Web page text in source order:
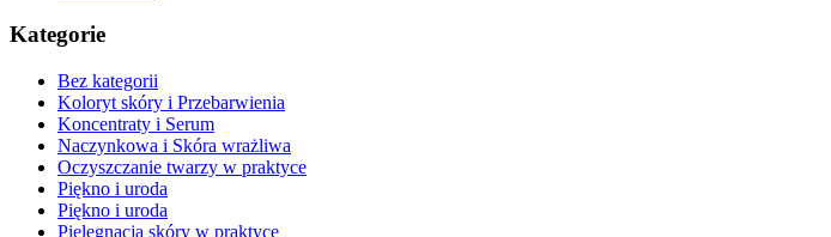
Kategorie
Bez kategorii
Koloryt skóry i Przebarwienia
Koncentraty i Serum
Naczynkowa i Skóra wrażliwa
Oczyszczanie twarzy w praktyce
Piękno i uroda
Piękno i uroda
Pielęgnacja skóry w praktyce